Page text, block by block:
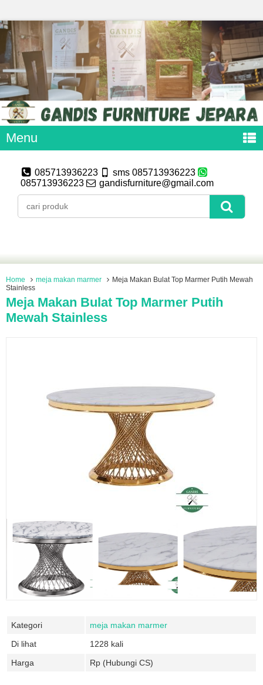
Menu
085713936223
sms 085713936223
085713936223
gandisfurniture@gmail.com
Home meja makan marmer
Meja Makan Bulat Top Marmer Putih Mewah
Stainless
Meja Makan Bulat Top Marmer Putih
Mewah Stainless
Kategori
meja makan marmer
Di lihat
1228 kali
Harga
Rp (Hubungi CS)